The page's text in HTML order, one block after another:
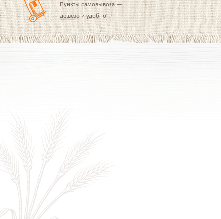
Пункты самовывоза —
дешево и удобно